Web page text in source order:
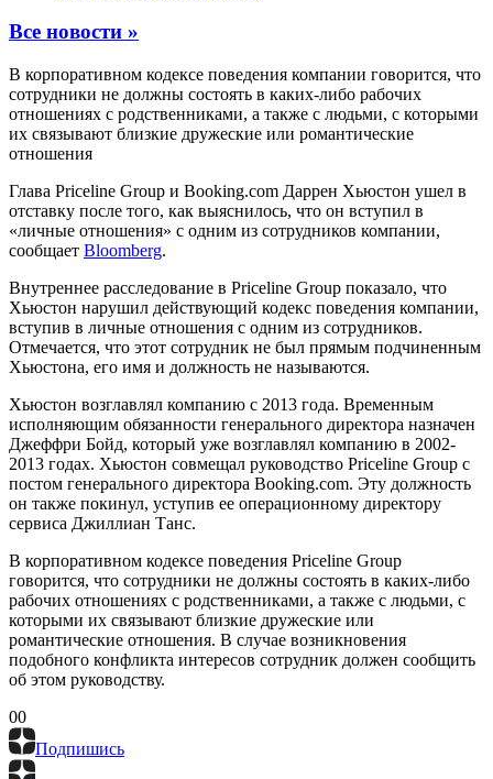
Все новости »
В корпоративном кодексе поведения компании говорится, что
сотрудники не должны состоять в каких-либо рабочих
отношениях с родственниками, а также с людьми, с которыми
их связывают близкие дружеские или романтические
отношения
Глава Priceline Group и Booking.com Даррен Хьюстон ушел в
отставку после того, как выяснилось, что он вступил в
«личные отношения» с одним из сотрудников компании,
сообщает Bloomberg.
Внутреннее расследование в Priceline Group показало, что
Хьюстон нарушил действующий кодекс поведения компании,
вступив в личные отношения с одним из сотрудников.
Отмечается, что этот сотрудник не был прямым подчиненным
Хьюстона, его имя и должность не называются.
Хьюстон возглавлял компанию с 2013 года. Временным
исполняющим обязанности генерального директора назначен
Джеффри Бойд, который уже возглавлял компанию в 2002-
2013 годах. Хьюстон совмещал руководство Priceline Group с
постом генерального директора Booking.com. Эту должность
он также покинул, уступив ее операционному директору
сервиса Джиллиан Танс.
В корпоративном кодексе поведения Priceline Group
говорится, что сотрудники не должны состоять в каких-либо
рабочих отношениях с родственниками, а также с людьми, с
которыми их связывают близкие дружеские или
романтические отношения. В случае возникновения
подобного конфликта интересов сотрудник должен сообщить
об этом руководству.
00
Подпишись